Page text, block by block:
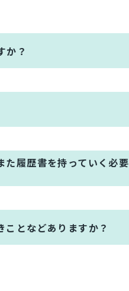
か？
た履歴書を持っていく必要
となどありますか？